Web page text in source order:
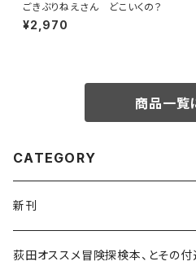
ごきぶりねえさん どこいくの？
¥2,970
商品一覧
CATEGORY
新刊
和書
荻田オススメ冒険探検本、とその付